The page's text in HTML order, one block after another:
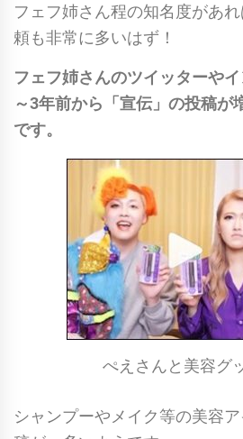
フェフ姉さん程の知名度があ
頼も非常に多いはず！
フェフ姉さんのツイッターや
～3年前から「宣伝」の投稿が
です。
ぺえさんと美容グ
シャンプーやメイク等の美容